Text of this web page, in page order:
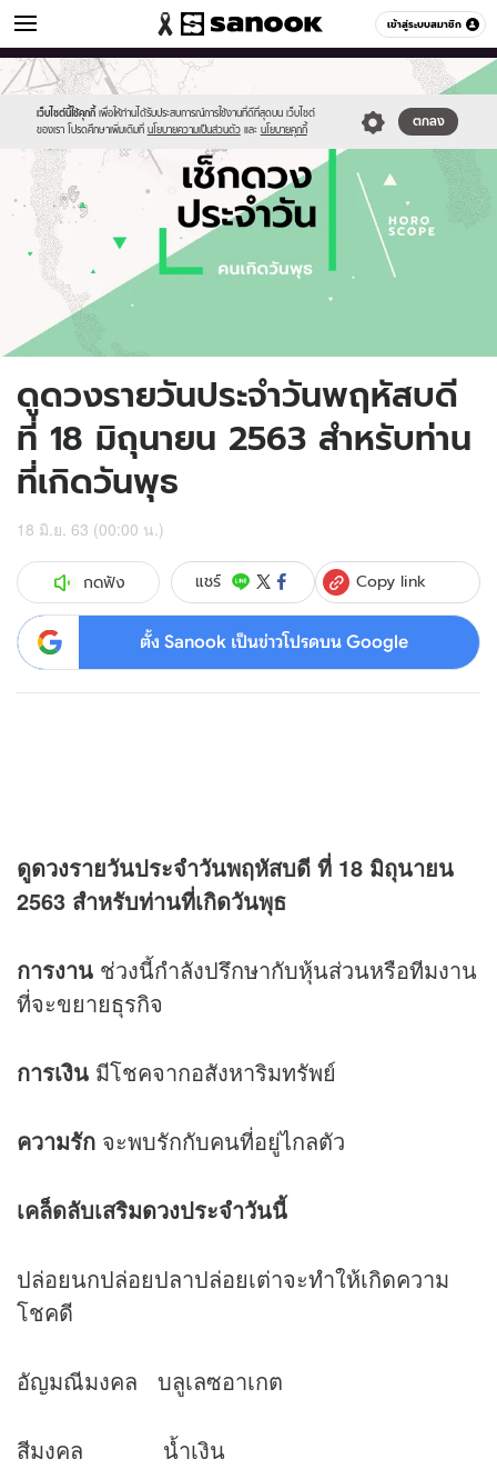
เข้าสู่ระบบสมาชิก
ดูดวง หมวดอื่นๆ
เว็บไซต์นี้ใช้คุกกี้ เพื่อให้ท่านได้รับประสบการณ์การใช้งานที่ดีที่สุดบน เว็บไซต์
ของเรา โปรดศึกษาเพิ่มเติมที่ นโยบายความเป็นส่วนตัว และ นโยบายคุกกี้
ตกลง
Sanook
//s.isanook.com/sr/0/images/logo-
new-
sanook.png
600
60
//s.isanook.com/ho/0/ud/fxd/day/daily-
horoscope-
wednesday.jpg
ดูดวงรายวันประจำวันพฤหัสบดี
ที่ 18 มิถุนายน 2563 สำหรับท่าน
ที่เกิดวันพุธ
18 มิ.ย. 63 (00:00 น.)
กดฟัง แชร์ Copy link
ตั้ง Sanook เป็นข่าวโปรดบน Google
ดูดวงรายวันประจำวันพฤหัสบดี ที่ 18 มิถุนายน
2563 สำหรับท่านที่เกิดวันพุธ
การงาน ช่วงนี้กำลังปรึกษากับหุ้นส่วนหรือทีมงาน
ที่จะขยายธุรกิจ
การเงิน มีโชคจากอสังหาริมทรัพย์
ความรัก จะพบรักกับคนที่อยู่ไกลตัว
เคล็ดลับเสริมดวงประจำวันนี้
ปล่อยนกปล่อยปลาปล่อยเต่าจะทำให้เกิดความ
โชคดี
อัญมณีมงคล บลูเลซอาเกต
สีมงคล น้ำเงิน